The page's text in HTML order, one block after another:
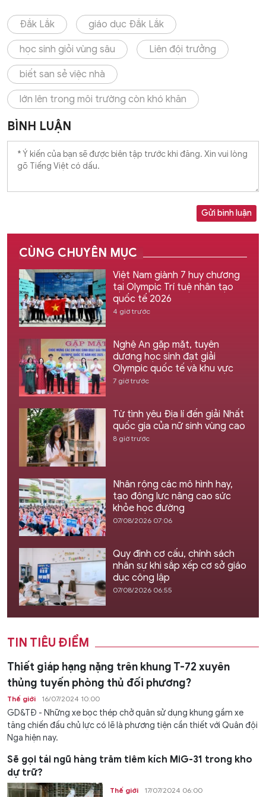
Đắk Lắk giáo dục Đắk Lắk
học sinh giỏi vùng sâu Liên đội trưởng
biết san sẻ việc nhà
lớn lên trong môi trường còn khó khăn
BÌNH LUẬN
Gửi bình luận
CÙNG CHUYÊN MỤC
Việt Nam giành 7 huy chương
tại Olympic Trí tuệ nhân tạo
quốc tế 2026
4 giờ trước
Nghệ An gặp mặt, tuyên
dương học sinh đạt giải
Olympic quốc tế và khu vực
7 giờ trước
Từ tình yêu Địa lí đến giải Nhất
quốc gia của nữ sinh vùng cao
8 giờ trước
Nhân rộng các mô hình hay,
tạo động lực nâng cao sức
khỏe học đường
07/08/2026 07:06
Quy định cơ cấu, chính sách
nhân sự khi sắp xếp cơ sở giáo
dục công lập
07/08/2026 06:55
TIN TIÊU ĐIỂM
Thiết giáp hạng nặng trên khung T-72 xuyên
thủng tuyến phòng thủ đối phương?
Thế giới 16/07/2024 10:00
GD&TĐ - Những xe bọc thép chở quân sử dụng khung gầm xe
tăng chiến đấu chủ lực có lẽ là phương tiện cần thiết với Quân đội
Nga hiện nay.
Sẽ gọi tái ngũ hàng trăm tiêm kích MiG-31 trong kho
dự trữ?
Thế giới 17/07/2024 06:00